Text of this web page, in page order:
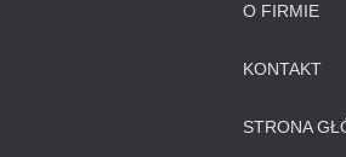
O FIRMIE
KONTAKT
STRONA